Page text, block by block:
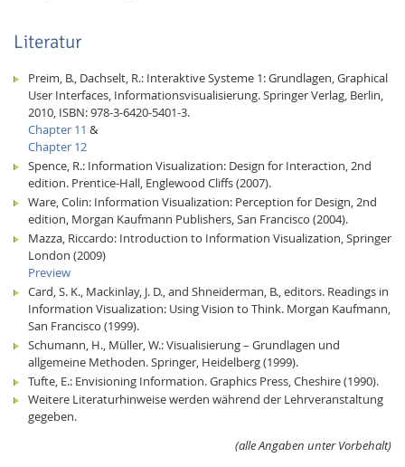
Literatur
Preim, B., Dachselt, R.: Interaktive Systeme 1: Grundlagen, Graphical
User Interfaces, Informationsvisualisierung. Springer Verlag, Berlin,
2010, ISBN: 978-3-6420-5401-3.
Chapter 11 &
Chapter 12
Spence, R.: Information Visualization: Design for Interaction, 2nd
edition. Prentice-Hall, Englewood Cliffs (2007).
Ware, Colin: Information Visualization: Perception for Design, 2nd
edition, Morgan Kaufmann Publishers, San Francisco (2004).
Mazza, Riccardo: Introduction to Information Visualization, Springer
London (2009)
Preview
Card, S. K., Mackinlay, J. D., and Shneiderman, B., editors. Readings in
Information Visualization: Using Vision to Think. Morgan Kaufmann,
San Francisco (1999).
Schumann, H., Müller, W.: Visualisierung – Grundlagen und
allgemeine Methoden. Springer, Heidelberg (1999).
Tufte, E.: Envisioning Information. Graphics Press, Cheshire (1990).
Weitere Literaturhinweise werden während der Lehrveranstaltung
gegeben.
(alle Angaben unter Vorbehalt)